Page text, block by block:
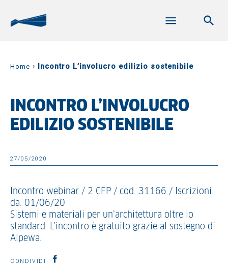
Home › Incontro L’involucro edilizio sostenibile
INCONTRO L’INVOLUCRO
EDILIZIO SOSTENIBILE
27/05/2020
Incontro webinar / 2 CFP / cod. 31166 / Iscrizioni
da: 01/06/20
Sistemi e materiali per un’architettura oltre lo
standard. L’incontro è gratuito grazie al sostegno di
Alpewa.
CONDIVIDI